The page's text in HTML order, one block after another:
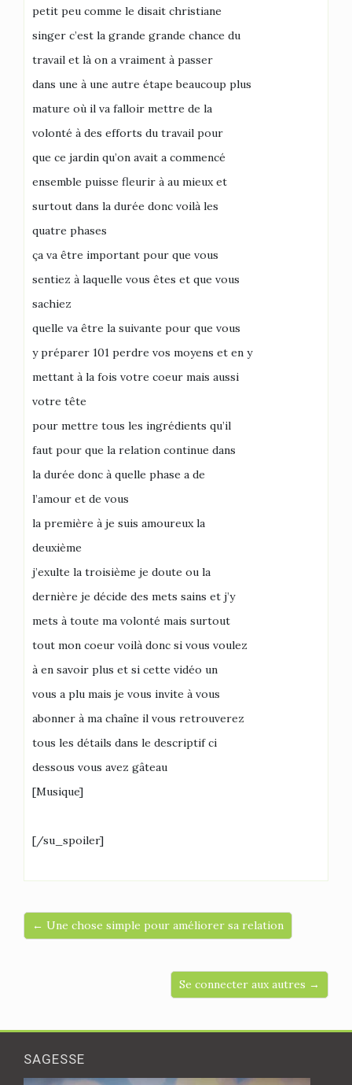
petit peu comme le disait christiane
singer c’est la grande grande chance du
travail et là on a vraiment à passer
dans une à une autre étape beaucoup plus
mature où il va falloir mettre de la
volonté à des efforts du travail pour
que ce jardin qu’on avait a commencé
ensemble puisse fleurir à au mieux et
surtout dans la durée donc voilà les
quatre phases
ça va être important pour que vous
sentiez à laquelle vous êtes et que vous
sachiez
quelle va être la suivante pour que vous
y préparer 101 perdre vos moyens et en y
mettant à la fois votre coeur mais aussi
votre tête
pour mettre tous les ingrédients qu’il
faut pour que la relation continue dans
la durée donc à quelle phase a de
l’amour et de vous
la première à je suis amoureux la
deuxième
j’exulte la troisième je doute ou la
dernière je décide des mets sains et j’y
mets à toute ma volonté mais surtout
tout mon coeur voilà donc si vous voulez
à en savoir plus et si cette vidéo un
vous a plu mais je vous invite à vous
abonner à ma chaîne il vous retrouverez
tous les détails dans le descriptif ci
dessous vous avez gâteau
[Musique]
[/su_spoiler]
← Une chose simple pour améliorer sa relation
Se connecter aux autres →
SAGESSE